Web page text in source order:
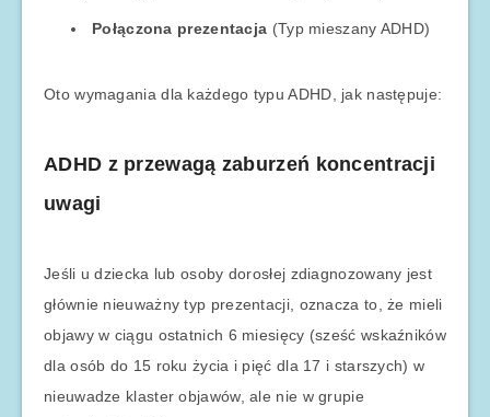
Połączona prezentacja (Typ mieszany ADHD)
Oto wymagania dla każdego typu ADHD, jak następuje:
ADHD z przewagą zaburzeń koncentracji
uwagi
Jeśli u dziecka lub osoby dorosłej zdiagnozowany jest
głównie nieuważny typ prezentacji, oznacza to, że mieli
objawy w ciągu ostatnich 6 miesięcy (sześć wskaźników
dla osób do 15 roku życia i pięć dla 17 i starszych) w
nieuwadze klaster objawów, ale nie w grupie